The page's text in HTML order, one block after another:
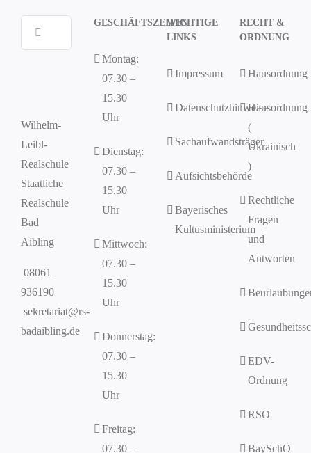
Wilhelm-
Leibl-
Realschule
Staatliche
Realschule
Bad
Aibling
08061
936190
sekretariat@rs-
badaibling.de
GESCHÄFTSZEITEN
Montag:
07.30 –
15.30
Uhr
Dienstag:
07.30 –
15.30
Uhr
Mittwoch:
07.30 –
15.30
Uhr
Donnerstag:
07.30 –
15.30
Uhr
Freitag:
07.30 –
WICHTIGE
LINKS
Impressum
Datenschutzhinweise
Sachaufwandsträger
Aufsichtsbehörde
Bayerisches
Kultusministerium
RECHT &
ORDNUNG
Hausordnung
Hausordnung
(
Ukrainisch
)
Rechtliche
Fragen
und
Antworten
EDV-
Ordnung
RSO
BaySchO